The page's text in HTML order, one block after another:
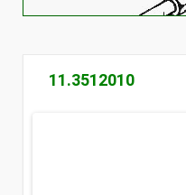
11.3512010